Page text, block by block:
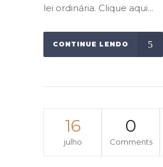
lei ordinária. Clique aqui...
CONTINUE LENDO
16
julho
0
Comments